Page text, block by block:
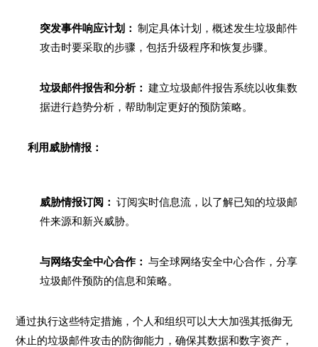
突发事件响应计划：制定具体计划，概述发生垃圾邮件
攻击时要采取的步骤，包括升级程序和恢复步骤。
垃圾邮件报告和分析： 建立垃圾邮件报告系统以收集数
据进行趋势分析，帮助制定更好的预防策略。
利用威胁情报：
威胁情报订阅： 订阅实时信息流，以了解已知的垃圾邮
件来源和新兴威胁。
与网络安全中心合作： 与全球网络安全中心合作，分享
垃圾邮件预防的信息和策略。
通过执行这些特定措施，个人和组织可以大大加强其抵御无
休止的垃圾邮件攻击的防御能力，确保其数据和数字资产，